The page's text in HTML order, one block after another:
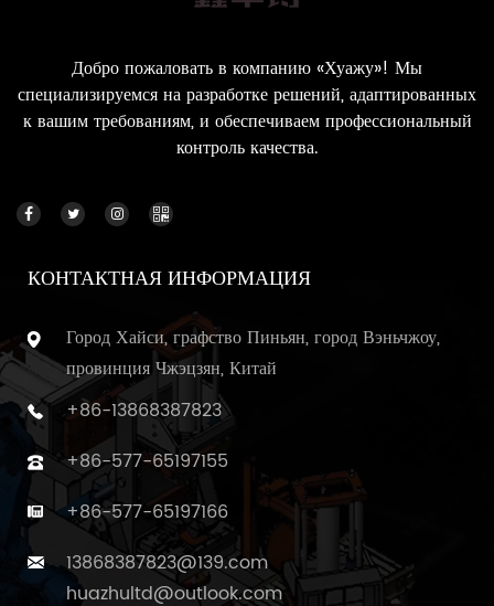
Добро пожаловать в компанию «Хуажу»! Мы
специализируемся на разработке решений, адаптированных
к вашим требованиям, и обеспечиваем профессиональный
контроль качества.
КОНТАКТНАЯ ИНФОРМАЦИЯ
Город Хайси, графство Пиньян, город Вэньчжоу,
провинция Чжэцзян, Китай
+86-13868387823
+86-577-65197155
+86-577-65197166
13868387823@139.com
huazhultd@outlook.com